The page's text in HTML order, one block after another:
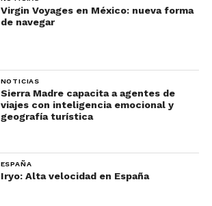
Virgin Voyages en México: nueva forma
de navegar
NOTICIAS
Sierra Madre capacita a agentes de
viajes con inteligencia emocional y
geografía turística
ESPAÑA
Iryo: Alta velocidad en España